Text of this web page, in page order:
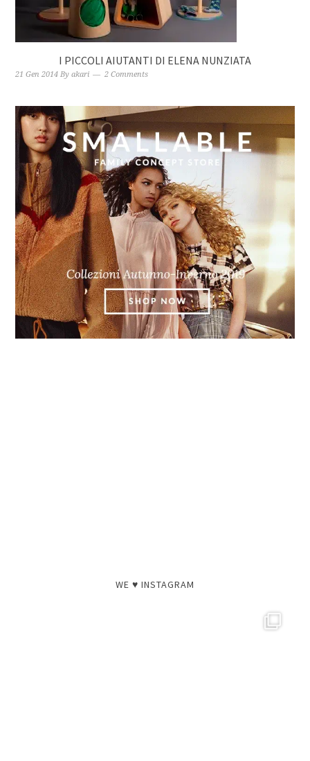
I PICCOLI AIUTANTI DI ELENA NUNZIATA
21 Gen 2014 Byakari 2 Comments
WE ♥ INSTAGRAM